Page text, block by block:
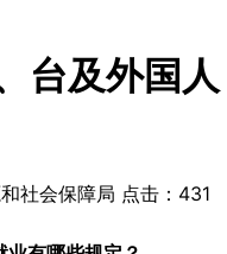
台及外国人
社会保障局 点击： 431